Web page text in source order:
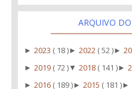
ARQUIVO
►2023 ( 18 )►2022 ( 52 )►
►2019 ( 72 ) ▼2018 ( 141 )►
►2016 ( 189 )►2015 ( 181 )►